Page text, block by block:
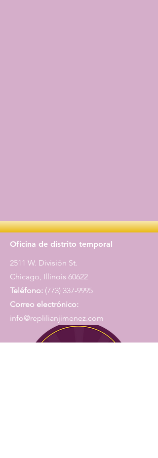
Oficina de distrito temporal
2511 W. División St.
Chicago, Illinois 60622
Teléfono: (773) 337-9995
Correo electrónico:
info@replilianjimenez.com